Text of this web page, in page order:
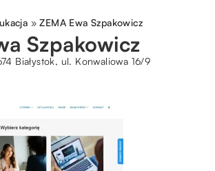
»ZEMA Ewa Szpakowicz
Szpakowicz
Białystok, ul. Konwaliowa 16/9